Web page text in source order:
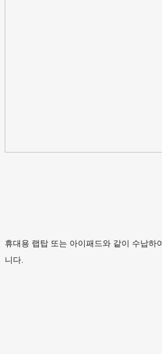
휴대용 랩탑 또는 아이패드와 같이 수납하
니다.